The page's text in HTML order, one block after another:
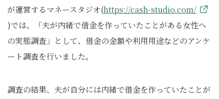
が運営するマネースタジオ(https://cash-studio.com/
)では、「夫が内緒で借金を作っていたことがある女性へ
の実態調査」として、借金の金額や利用用途などのアンケ
ート調査を行いました。
調査の結果、夫が自分には内緒で借金を作っていたことが